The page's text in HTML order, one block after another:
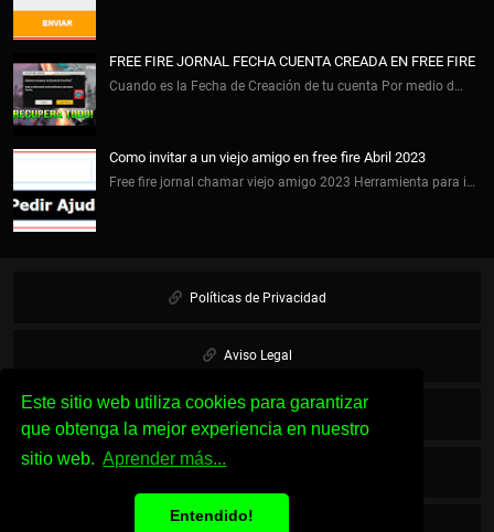
Este sitio web utiliza cookies para garantizar
que obtenga la mejor experiencia en nuestro
sitio web. Aprender más...
Entendido!
FREE FIRE JORNAL FECHA CUENTA CREADA EN FREE FIRE
Cuando es la Fecha de Creación de tu cuenta Por medio d…
Como invitar a un viejo amigo en free fire Abril 2023
Free fire jornal chamar viejo amigo 2023 Herramienta para i…
Políticas de Privacidad
Aviso Legal
Cookies